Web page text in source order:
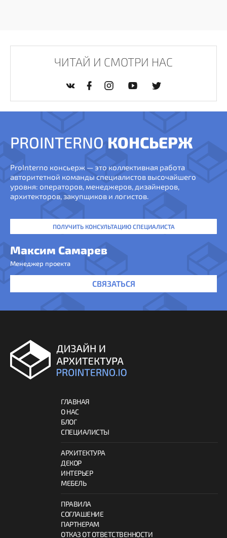
ЧИТАЙ И СМОТРИ НАС
PROINTERNO КОНСЬЕРЖ
ProInterno консьерж — это коллективная работа
авторитетной команды специалистов высочайшего
уровня: операторов, менеджеров, дизайнеров,
архитекторов, закупщиков и логистов.
ПОЛУЧИТЬ КОНСУЛЬТАЦИЮ СПЕЦИАЛИСТА
Максим Самарев
Менеджер проекта
СВЯЗАТЬСЯ
ГЛАВНАЯ
О НАС
БЛОГ
СПЕЦИАЛИСТЫ
АРХИТЕКТУРА
ДЕКОР
ИНТЕРЬЕР
МЕБЕЛЬ
ПРАВИЛА
СОГЛАШЕНИЕ
ПАРТНЕРАМ
ОТКАЗ ОТ ОТВЕТСТВЕННОСТИ